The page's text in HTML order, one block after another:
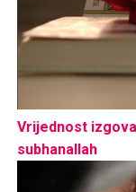
Vrijednost
subhanallah